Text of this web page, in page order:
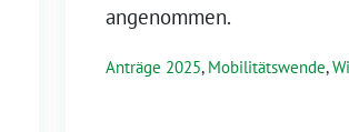
angenommen.
Anträge 2025, Mobilitätswende,